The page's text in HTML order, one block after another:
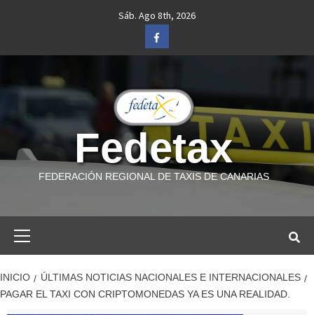
Sáb. Ago 8th, 2026
Facebook
Fedetax
FEDERACIÓN REGIONAL DE TAXIS DE CANARIAS
INICIO
ÚLTIMAS NOTICIAS NACIONALES E INTERNACIONALES
PAGAR EL TAXI CON CRIPTOMONEDAS YA ES UNA REALIDAD.